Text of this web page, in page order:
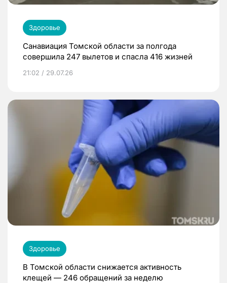
Здоровье
Санавиация Томской области за полгода
совершила 247 вылетов и спасла 416 жизней
21:02 / 29.07.26
Здоровье
В Томской области снижается активность
клещей — 246 обращений за неделю